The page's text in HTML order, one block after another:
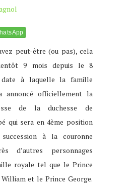
peut-être (ou pas), cela
9 mois depuis le 8
date à laquelle la famille
annoncé officiellement la
de la duchesse de
qui sera en 4ème position
à la couronne
d’autres personnages
royale tel que le Prince
et le Prince George.